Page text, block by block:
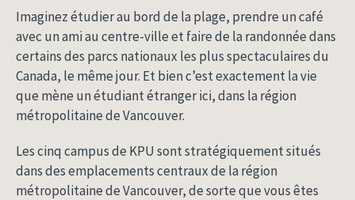
Imaginez étudier au bord de la plage, prendre un café
avec un ami au centre-ville et faire de la randonnée dans
certains des parcs nationaux les plus spectaculaires du
Canada, le même jour. Et bien c’est exactement la vie
que mène un étudiant étranger ici, dans la région
métropolitaine de Vancouver.
Les cinq campus de KPU sont stratégiquement situés
dans des emplacements centraux de la région
métropolitaine de Vancouver, de sorte que vous êtes